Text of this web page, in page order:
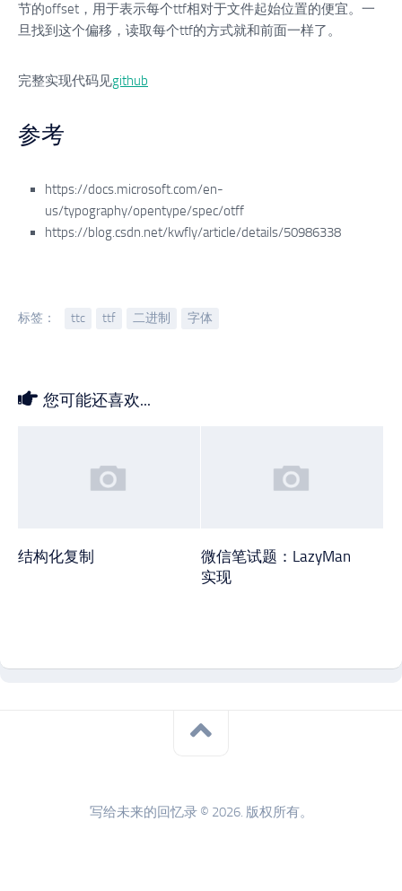
节的offset，用于表示每个ttf相对于文件起始位置的便宜。一
旦找到这个偏移，读取每个ttf的方式就和前面一样了。
完整实现代码见github
参考
https://docs.microsoft.com/en-
us/typography/opentype/spec/otff
https://blog.csdn.net/kwfly/article/details/50986338
标签： ttc ttf 二进制 字体
您可能还喜欢...
结构化复制
微信笔试题：LazyMan
实现
写给未来的回忆录 © 2026. 版权所有。